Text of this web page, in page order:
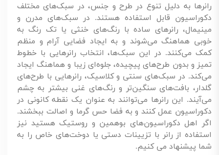
رانرها به دلیل تنوع در طرح و جنس، در سبک‌های مختلف
دکوراسیون قابل استفاده هستند. در سبک‌های مدرن و
مینیمال، رانرهای ساده با رنگ‌های خنثی یا تک رنگ به
خوبی هماهنگ می‌شوند و به ایجاد فضایی آرام و منظم
کمک می‌کنند. در این سبک‌ها، انتخاب رانرهایی با خطوط
تمیز و بدون طرح‌های پیچیده، جلوه‌ای زیبا و هماهنگ ایجاد
می‌کند. در سبک‌های سنتی و کلاسیک، رانرهایی با طرح‌های
گلدار، بافت‌های سنگین‌تر و رنگ‌های غنی بیشتر به چشم
می‌آیند. این رانرها می‌توانند به عنوان یک نقطه کانونی در
دکوراسیون عمل کنند و به فضا حس گرما و اصالت ببخشند.
اگر اهل دکوراسیون‌های بوهمین و روستیک هستید نیز
استفاده از رانر با تزیینات دستی یا دوخت‌های خاص را به
شما پیشنهاد می کنیم.